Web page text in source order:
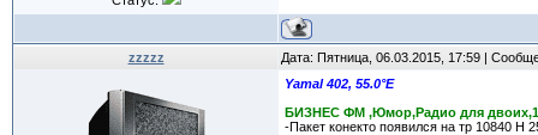
zzzzz Дата: Пятница, 06.03.2015, 17:59 |
Yamal 402, 55.0°E
БИЗНЕС ФМ ,Юмор,Радио для
-Пакет конекто появился на тр 10840 H